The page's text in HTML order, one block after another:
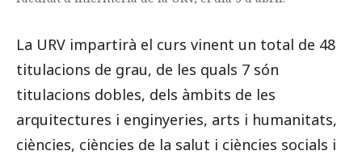
La URV impartirà el curs vinent un total de 48
titulacions de grau, de les quals 7 són
titulacions dobles, dels àmbits de les
arquitectures i enginyeries, arts i humanitats,
ciències, ciències de la salut i ciències socials i